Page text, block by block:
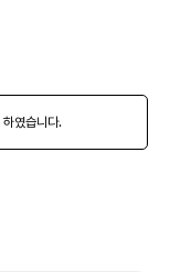
하였습니다.